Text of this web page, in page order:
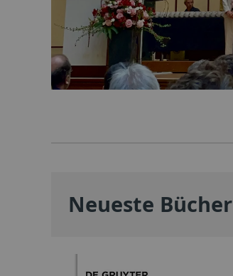
Neueste Bücher